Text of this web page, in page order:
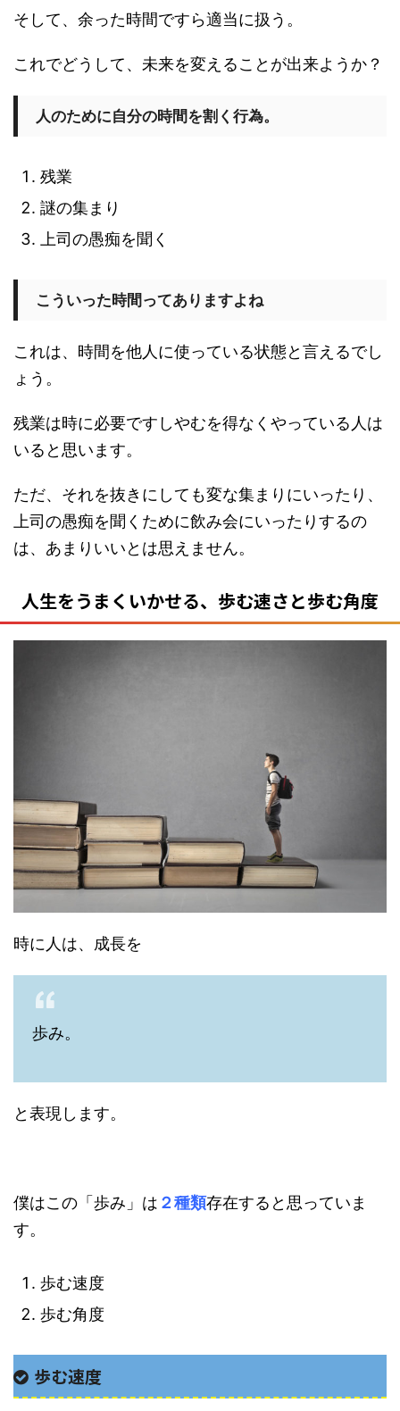
そして、余った時間ですら適当に扱う。
これでどうして、未来を変えることが出来ようか？
人のために自分の時間を割く行為。
残業
謎の集まり
上司の愚痴を聞く
こういった時間ってありますよね
これは、時間を他人に使っている状態と言えるでし
ょう。
残業は時に必要ですしやむを得なくやっている人は
いると思います。
ただ、それを抜きにしても変な集まりにいったり、
上司の愚痴を聞くために飲み会にいったりするの
は、あまりいいとは思えません。
人生をうまくいかせる、歩む速さと歩む角度
時に人は、成長を
歩み。
と表現します。
僕はこの「歩み」は ２種類存在すると思っていま
す。
歩む速度
歩む角度
歩む速度